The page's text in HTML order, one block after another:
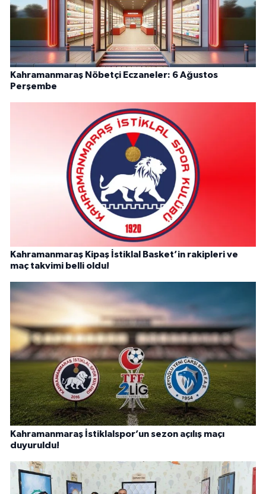
Kahramanmaraş Nöbetçi Eczaneler: 6 Ağustos
Perşembe
Kahramanmaraş Kipaş İstiklal Basket’in rakipleri ve
maç takvimi belli oldu!
Kahramanmaraş İstiklalspor’un sezon açılış maçı
duyuruldu!